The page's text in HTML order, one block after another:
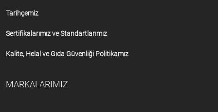
Tarihçemiz
Sertifikalarımız ve Standartlarımız
Kalite, Helal ve Gıda Güvenliği Politikamız
MARKALARIMIZ